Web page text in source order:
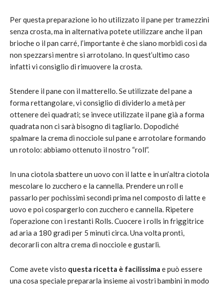
Per questa preparazione io ho utilizzato il pane per tramezzini
senza crosta, ma in alternativa potete utilizzare anche il pan
brioche o il pan carré, l’importante è che siano morbidi così da
non spezzarsi mentre si arrotolano. In quest’ultimo caso
infatti vi consiglio di rimuovere la crosta.
Stendere il pane con il matterello. Se utilizzate del pane a
forma rettangolare, vi consiglio di dividerlo a metà per
ottenere dei quadrati; se invece utilizzate il pane già a forma
quadrata non ci sarà bisogno di tagliarlo. Dopodiché
spalmare la crema di nocciole sul pane e arrotolare formando
un rotolo: abbiamo ottenuto il nostro “roll”.
In una ciotola sbattere un uovo con il latte e in un’altra ciotola
mescolare lo zucchero e la cannella. Prendere un roll e
passarlo per pochissimi secondi prima nel composto di latte e
uovo e poi cospargerlo con zucchero e cannella. Ripetere
l’operazione con i restanti Rolls. Cuocere i rolls in friggitrice
ad aria a 180 gradi per 5 minuti circa. Una volta pronti,
decorarli con altra crema di nocciole e gustarli.
Come avete visto questa ricetta è facilissima e può essere
una cosa speciale prepararla insieme ai vostri bambini in modo